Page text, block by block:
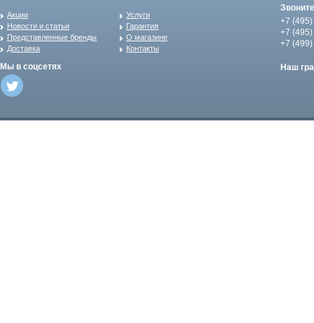
Акции
Новости и статьи
Представленные бренды
Доставка
Услуги
Гарантия
О магазине
Контакты
Мы в соцсетях
Звоните
+7 (495)
+7 (495)
+7 (499)
Наш